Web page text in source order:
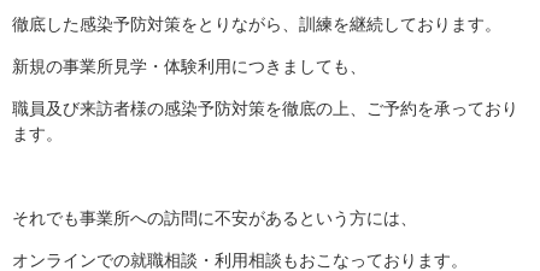
徹底した感染予防対策をとりながら、訓練を継続しております。
新規の事業所見学・体験利用につきましても、
職員及び来訪者様の感染予防対策を徹底の上、ご予約を承っており
ます。
それでも事業所への訪問に不安があるという方には、
オンラインでの就職相談・利用相談もおこなっております。